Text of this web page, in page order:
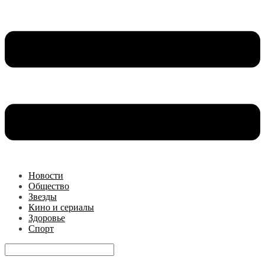
Новости
Общество
Звезды
Кино и сериалы
Здоровье
Спорт